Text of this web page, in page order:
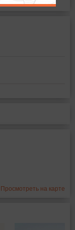
Просмотреть на карте